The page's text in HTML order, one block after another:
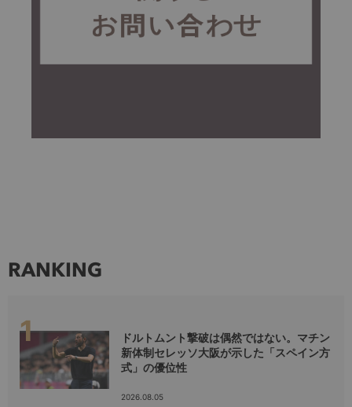
RANKING
ドルトムント撃破は偶然ではない。マチン
新体制セレッソ大阪が示した「スペイン方
式」の優位性
2026.08.05